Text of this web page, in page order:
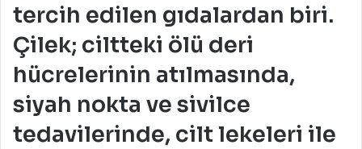
tercih edilen gıdalardan biri.
Çilek; ciltteki ölü deri
hücrelerinin atılmasında,
siyah nokta ve sivilce
tedavilerinde, cilt lekeleri ile